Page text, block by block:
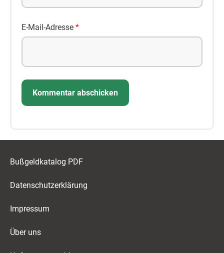
E-Mail-Adresse *
Bußgeldkatalog PDF
Datenschutzerklärung
Impressum
Über uns